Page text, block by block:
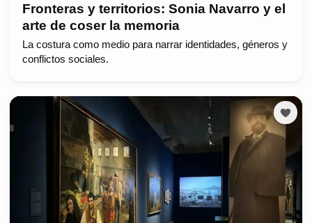
Fronteras y territorios: Sonia Navarro y el
arte de coser la memoria
La costura como medio para narrar identidades, géneros y
conflictos sociales.